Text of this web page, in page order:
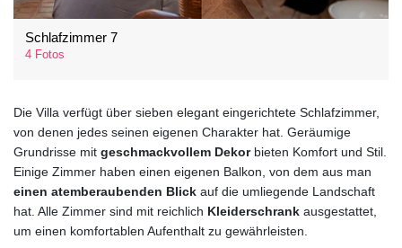
Schlafzimmer 7
4 Fotos
Die Villa verfügt über sieben elegant eingerichtete Schlafzimmer,
von denen jedes seinen eigenen Charakter hat. Geräumige
Grundrisse mit geschmackvollem Dekorbieten Komfort und Stil.
Einige Zimmer haben einen eigenen Balkon, von dem aus man
einen atemberaubenden Blick auf die umliegende Landschaft
hat. Alle Zimmer sind mit reichlich Kleiderschrank ausgestattet,
um einen komfortablen Aufenthalt zu gewährleisten.